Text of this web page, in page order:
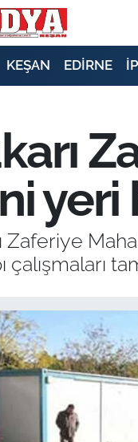
KEŞAN EDİRNE
yeri
Zaferiye
çalışmaları